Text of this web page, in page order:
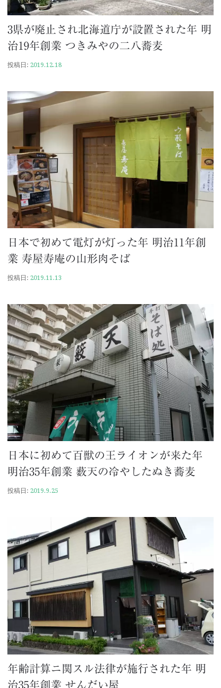
3県が廃止され北海道庁が設置された年 明
治19年創業 つきみやの二八蕎麦
投稿日: 2019.12.18
日本で初めて電灯が灯った年 明治11年創
業 寿屋寿庵の山形肉そば
投稿日: 2019.11.13
日本に初めて百獣の王ライオンが来た年
明治35年創業 薮天の冷やしたぬき蕎麦
投稿日: 2019.9.25
年齢計算ニ関スル法律が施行された年 明
治35年創業 せんだい屋